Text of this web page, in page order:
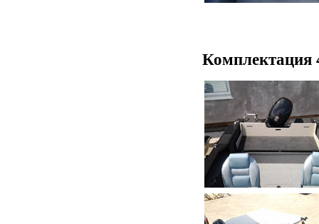
Комплектация